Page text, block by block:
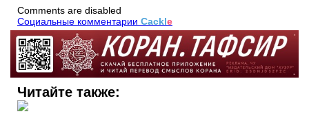
Comments are disabled
Социальные комментарии Cackle
Читайте также: